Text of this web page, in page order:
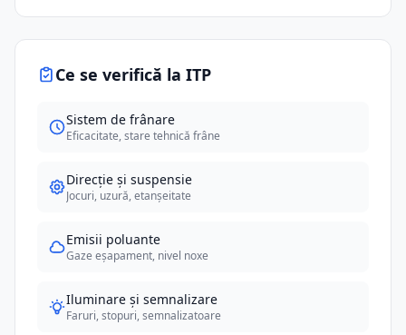
Ce se verifică la ITP
Sistem de frânare
Eficacitate, stare tehnică frâne
Direcție și suspensie
Jocuri, uzură, etanșeitate
Emisii poluante
Gaze eșapament, nivel noxe
Iluminare și semnalizare
Faruri, stopuri, semnalizatoare